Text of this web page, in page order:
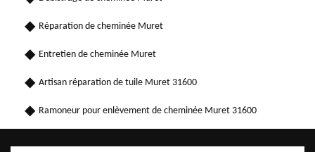
Réparation de cheminée Muret
Entretien de cheminée Muret
Artisan réparation de tuile Muret 31600
Ramoneur pour enlèvement de cheminée Muret 31600